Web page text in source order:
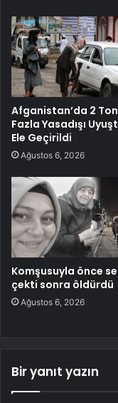
Afganistan’da 2
Fazla Yasadışı
Ele Geçirildi
Ağustos 6, 2026
Komşusuyla önce
çekti sonra öldürdü
Ağustos 6, 2026
Bir yanıt yazın